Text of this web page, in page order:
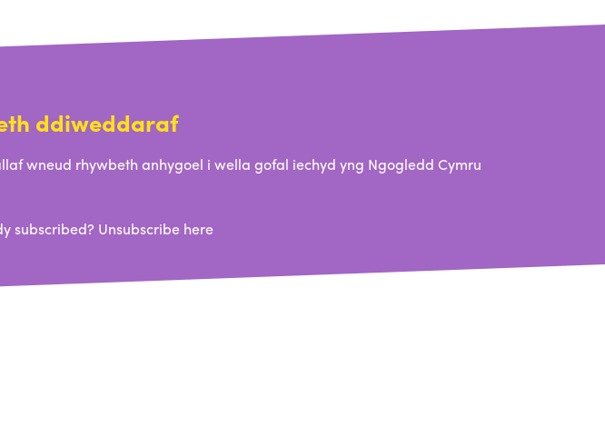
ddiweddaraf
wneud rhywbeth anhygoel i wella gofal iechyd yng Ngogledd Cymru
subscribed? Unsubscribe here